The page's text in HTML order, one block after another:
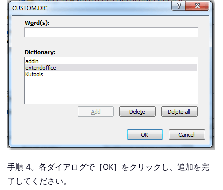
手順 4。各ダイアログで［OK］をクリックし、追加を完
了してください。